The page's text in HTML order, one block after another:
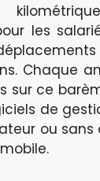
les
Chaque
sur ce
de
ou